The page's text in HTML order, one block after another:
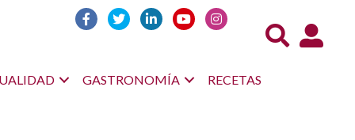
Acceso
GASTRONOMÍA RECETAS